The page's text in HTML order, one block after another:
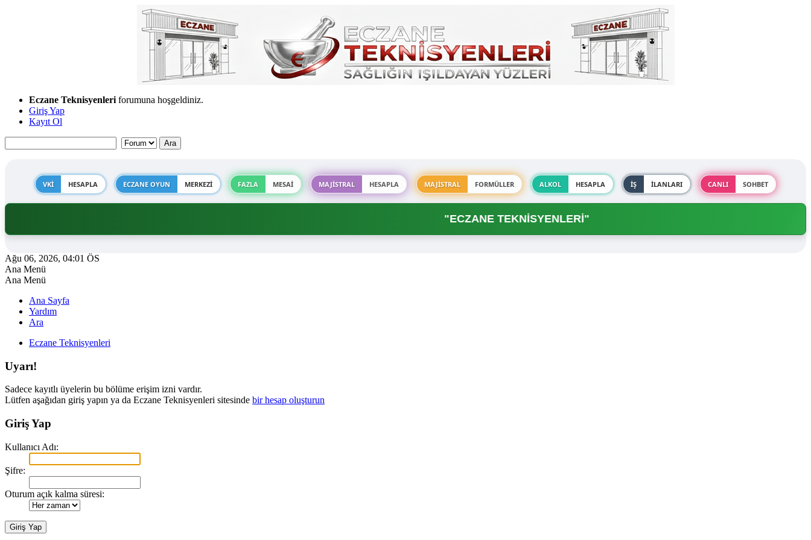
Eczane Teknisyenleri forumuna hoşgeldiniz.
Giriş Yap
Kayıt Ol
VKİ HESAPLA ECZANE OYUN MERKEZİ FAZLA MESAİ MAJİSTRAL HESAPLA MAJİSTRAL FORMÜLLER ALKOL HESAPLA İŞ İLANLARI CANLI SOHBET
"ECZANE TEKNİSYENLERİ"
Ağu 06, 2026, 04:01 ÖS
Ana Menü
Ana Menü
Ana Sayfa
Yardım
Ara
Eczane Teknisyenleri
Uyarı!
Sadece kayıtlı üyelerin bu bölüme erişim izni vardır.
Lütfen aşağıdan giriş yapın ya da Eczane Teknisyenleri sitesinde bir hesap oluşturun
Giriş Yap
Kullanıcı Adı:
Şifre:
Oturum açık kalma süresi: